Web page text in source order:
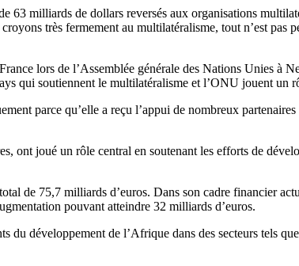
milliards de dollars reversés aux organisations
très fermement au multilatéralisme, tout n’est pas
lors de l’Assemblée générale des Nations Unies à
qui soutiennent le multilatéralisme et l’ONU jouent un
parce qu’elle a reçu l’appui de nombreux
ont joué un rôle central en soutenant les efforts de
de 75,7 milliards d’euros. Dans son cadre financier
pouvant atteindre 32 milliards d’euros.
développement de l’Afrique dans des secteurs tels